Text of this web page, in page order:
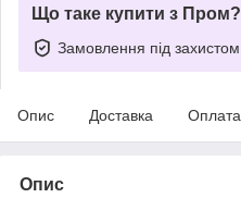
Що таке купити з Пром?
Замовлення під захистом
Опис Доставка Оплата
Опис